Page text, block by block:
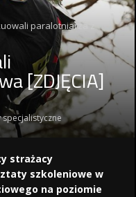
paralotniarza z
[ZDJĘCIA]
specjalistyczne
strażacy
szkoleniowe w
na poziomie